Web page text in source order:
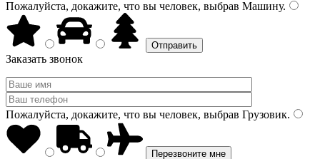
Пожалуйста, докажите, что вы человек, выбрав Машину.
Заказать звонок
Пожалуйста, докажите, что вы человек, выбрав Грузовик.